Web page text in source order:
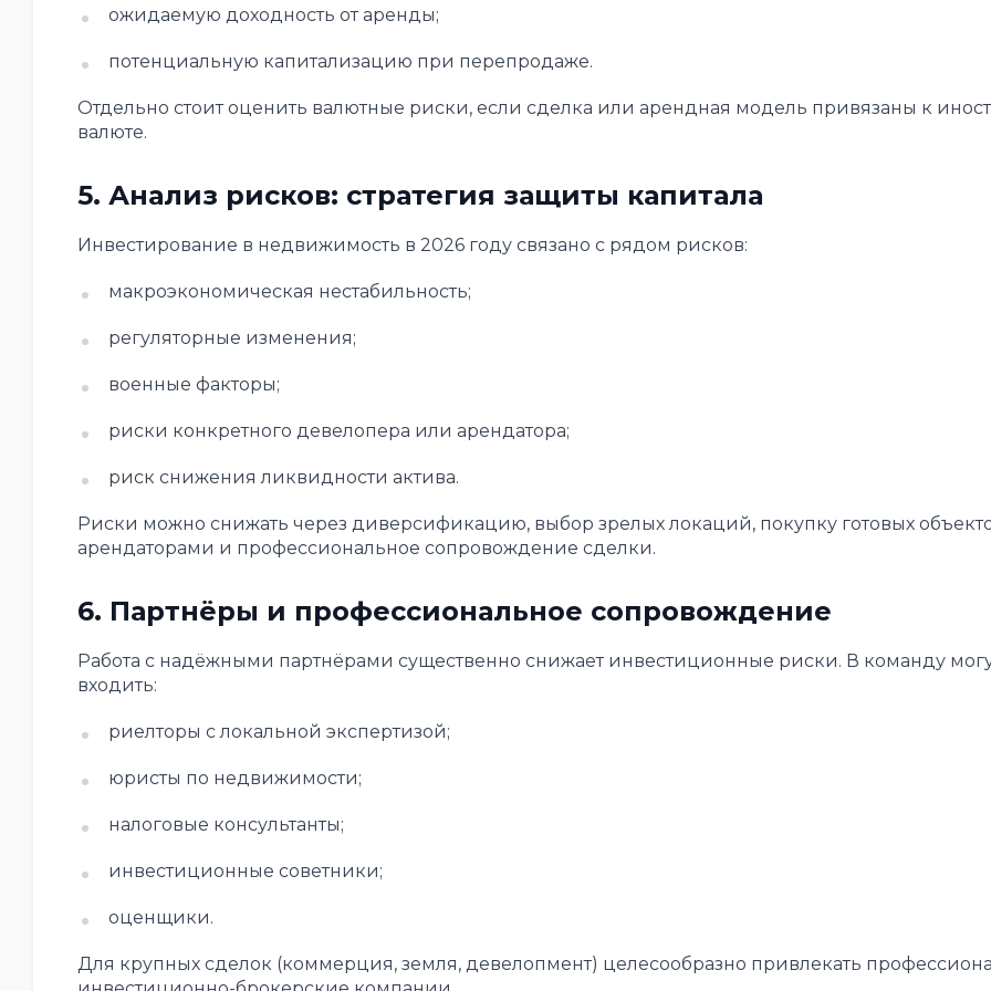
ожидаемую доходность от аренды;
потенциальную капитализацию при перепродаже.
Отдельно стоит оценить валютные риски, если сделка или арендная модель привязаны к
валюте.
5. Анализ рисков: стратегия защиты капитала
Инвестирование в недвижимость в 2026 году связано с рядом рисков:
макроэкономическая нестабильность;
регуляторные изменения;
военные факторы;
риски конкретного девелопера или арендатора;
риск снижения ликвидности актива.
Риски можно снижать через диверсификацию, выбор зрелых локаций, покупку готовых
арендаторами и профессиональное сопровождение сделки.
6. Партнёры и профессиональное сопровождение
Работа с надёжными партнёрами существенно снижает инвестиционные риски. В команду
входить:
риелторы с локальной экспертизой;
юристы по недвижимости;
налоговые консультанты;
инвестиционные советники;
оценщики.
Для крупных сделок (коммерция, земля, девелопмент) целесообразно привлекать